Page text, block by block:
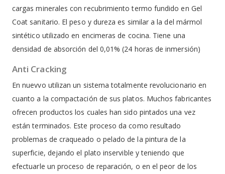
cargas minerales con recubrimiento termo fundido en Gel
Coat sanitario. El peso y dureza es similar a la del mármol
sintético utilizado en encimeras de cocina. Tiene una
densidad de absorción del 0,01% (24 horas de inmersión)
Anti Cracking
En nuevvo utilizan un sistema totalmente revolucionario en
cuanto a la compactación de sus platos. Muchos fabricantes
ofrecen productos los cuales han sido pintados una vez
están terminados. Este proceso da como resultado
problemas de craqueado o pelado de la pintura de la
superficie, dejando el plato inservible y teniendo que
efectuarle un proceso de reparación, o en el peor de los